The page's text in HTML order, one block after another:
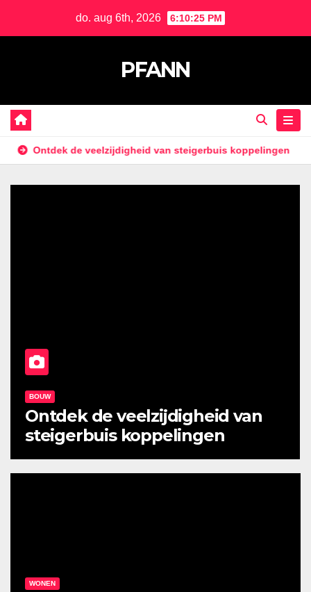
do. aug 6th, 2026 6:10:26 PM
PFANN
de veelzijdigheid van steigerbuis koppelingen Waarom
WONEN
Waarom plinten van MDF zo
populair zijn bij Gek Op Hout
WONEN